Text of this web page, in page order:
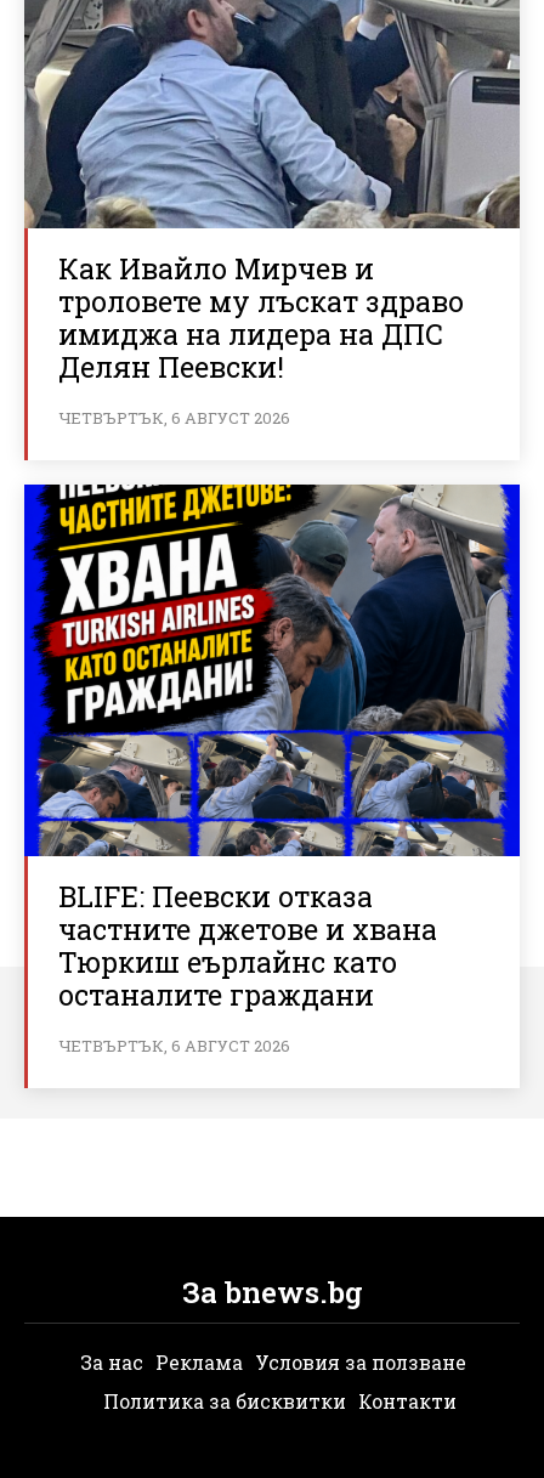
Как Ивайло Мирчев и
троловете му лъскат здраво
имиджа на лидера на ДПС
Делян Пеевски!
ЧЕТВЪРТЪК, 6 АВГУСТ 2026
BLIFE: Пеевски отказа
частните джетове и хвана
Тюркиш еърлайнс като
останалите граждани
ЧЕТВЪРТЪК, 6 АВГУСТ 2026
За bnews.bg
За нас Реклама Условия за ползване
Политика за бисквитки Контакти